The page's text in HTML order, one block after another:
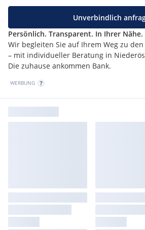
Persönlich. Transparent. In Ihrer Nähe.
Wir begleiten Sie auf Ihrem Weg zu
– mit individueller Beratung in
Die zuhause ankommen Bank.
Unverbindlich
WERBUNG